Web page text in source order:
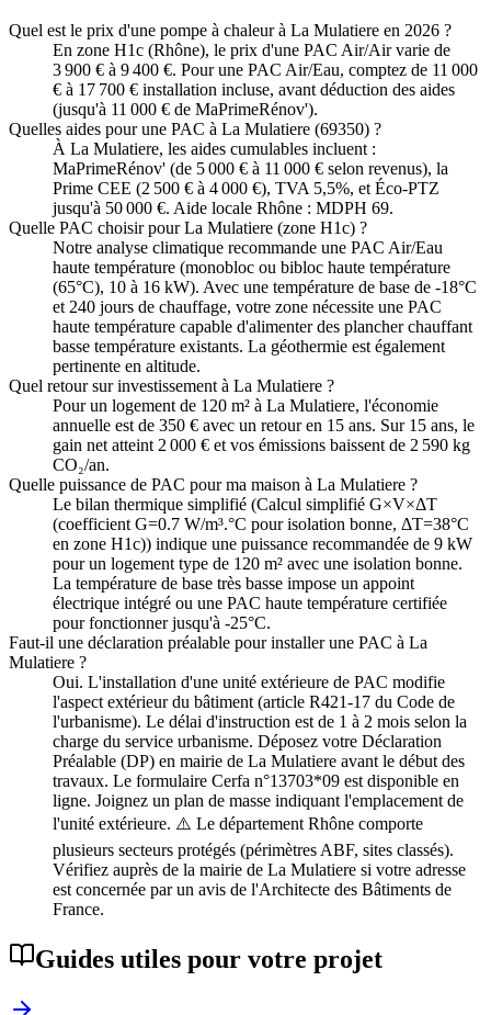
Quel est le prix d'une pompe à chaleur à La Mulatiere en 2026 ?
En zone H1c (Rhône), le prix d'une PAC Air/Air varie de
3 900 € à 9 400 €. Pour une PAC Air/Eau, comptez de 11 000
€ à 17 700 € installation incluse, avant déduction des aides
(jusqu'à 11 000 € de MaPrimeRénov').
Quelles aides pour une PAC à La Mulatiere (69350) ?
À La Mulatiere, les aides cumulables incluent :
MaPrimeRénov' (de 5 000 € à 11 000 € selon revenus), la
Prime CEE (2 500 € à 4 000 €), TVA 5,5%, et Éco-PTZ
jusqu'à 50 000 €. Aide locale Rhône : MDPH 69.
Quelle PAC choisir pour La Mulatiere (zone H1c) ?
Notre analyse climatique recommande une PAC Air/Eau
haute température (monobloc ou bibloc haute température
(65°C), 10 à 16 kW). Avec une température de base de -18°C
et 240 jours de chauffage, votre zone nécessite une PAC
haute température capable d'alimenter des plancher chauffant
basse température existants. La géothermie est également
pertinente en altitude.
Quel retour sur investissement à La Mulatiere ?
Pour un logement de 120 m² à La Mulatiere, l'économie
annuelle est de 350 € avec un retour en 15 ans. Sur 15 ans, le
gain net atteint 2 000 € et vos émissions baissent de 2 590 kg
CO₂/an.
Quelle puissance de PAC pour ma maison à La Mulatiere ?
Le bilan thermique simplifié (Calcul simplifié G×V×ΔT
(coefficient G=0.7 W/m³.°C pour isolation bonne, ΔT=38°C
en zone H1c)) indique une puissance recommandée de 9 kW
pour un logement type de 120 m² avec une isolation bonne.
La température de base très basse impose un appoint
électrique intégré ou une PAC haute température certifiée
pour fonctionner jusqu'à -25°C.
Faut-il une déclaration préalable pour installer une PAC à La
Mulatiere ?
Oui. L'installation d'une unité extérieure de PAC modifie
l'aspect extérieur du bâtiment (article R421-17 du Code de
l'urbanisme). Le délai d'instruction est de 1 à 2 mois selon la
charge du service urbanisme. Déposez votre Déclaration
Préalable (DP) en mairie de La Mulatiere avant le début des
travaux. Le formulaire Cerfa n°13703*09 est disponible en
ligne. Joignez un plan de masse indiquant l'emplacement de
l'unité extérieure. ⚠️ Le département Rhône comporte
plusieurs secteurs protégés (périmètres ABF, sites classés).
Vérifiez auprès de la mairie de La Mulatiere si votre adresse
est concernée par un avis de l'Architecte des Bâtiments de
France.
Guides utiles pour votre projet